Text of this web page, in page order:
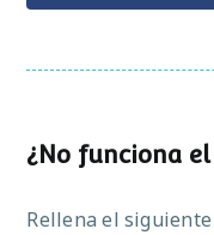
¿No funciona
Rellena el